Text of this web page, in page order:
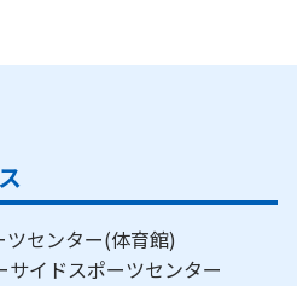
センター(体育館)
イドスポーツセンター